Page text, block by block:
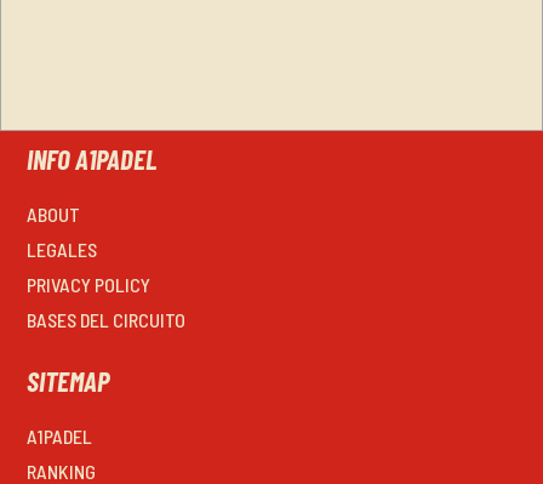
INFO A1PADEL
ABOUT
LEGALES
PRIVACY POLICY
BASES DEL CIRCUITO
SITEMAP
A1PADEL
RANKING